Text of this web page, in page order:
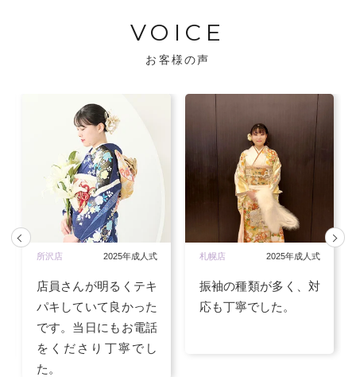
VOICE
お客様の声
所沢店 2025年成人式
店員さんが明るくテキ
パキしていて良かった
です。当日にもお電話
をくださり丁寧でし
た。
札幌店 2025年成人式
振袖の種類が多く、対
応も丁寧でした。